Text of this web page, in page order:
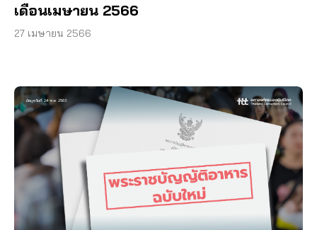
เดือนเมษายน 2566
27 เมษายน 2566